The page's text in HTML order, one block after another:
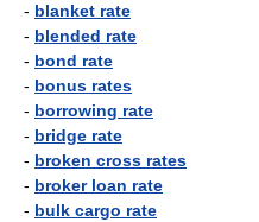
- blanket rate
- blended rate
- bond rate
- bonus rates
- borrowing rate
- bridge rate
- broken cross rates
- broker loan rate
- bulk cargo rate